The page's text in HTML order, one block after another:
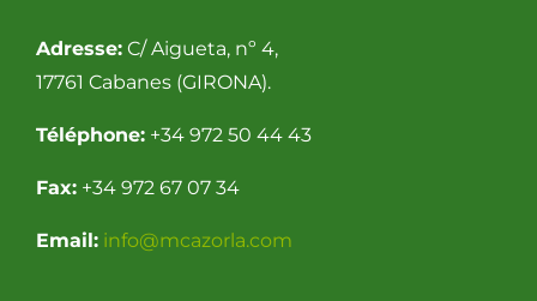
Adresse:C/ Aigueta, nº 4,
17761 Cabanes (GIRONA).
Téléphone:+34 972 50 44 43
Fax:+34 972 67 07 34
Email: info@mcazorla.com